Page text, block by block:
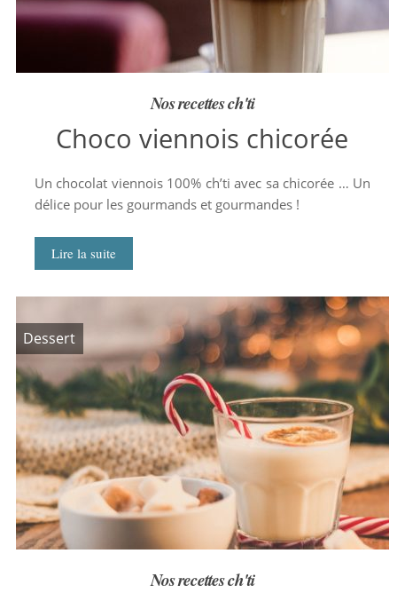
Nos recettes ch'ti
Choco viennois chicorée
Un chocolat viennois 100% ch’ti avec sa chicorée … Un
délice pour les gourmands et gourmandes !
Lire la suite
Dessert
Nos recettes ch'ti